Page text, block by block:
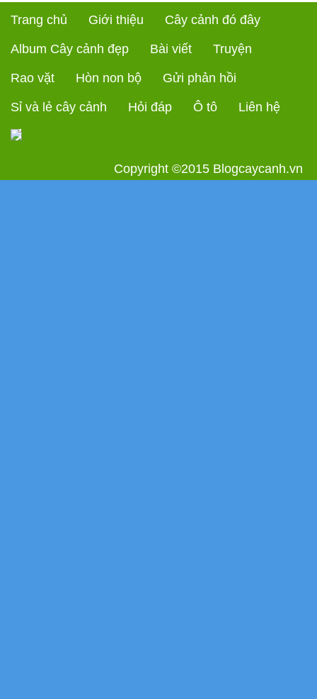
Trang chủ Giới thiệu Cây cảnh đó đây
Album Cây cảnh đẹp Bài viết Truyện
Rao vặt Hòn non bộ Gửi phản hồi
Sỉ và lẻ cây cảnh Hỏi đáp Ô tô Liên hệ
Copyright ©2015 Blogcaycanh.vn